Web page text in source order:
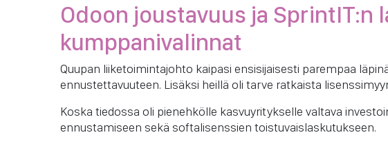
Odoon joustavuus ja
kumppanivalinnat
Quupan liiketoimintajohto kaipasi ensisijaisesti parempaa
ennustettavuuteen. Lisäksi heillä oli tarve ratkaista
Koska tiedossa oli pienehkölle kasvuyritykselle valtava
ennustamiseen sekä softalisenssien toistuvaislaskutukseen.